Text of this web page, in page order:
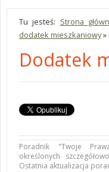
Tu jesteś: Strona
dodatek mieszkaniowy»
Dodatek
Poradnik "Twoje
określonych
Ostatnia aktualizacja